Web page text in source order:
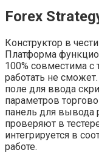
Forex
Конструктор в
Платформа
100% совместима
работать не
поле для ввода
параметров
панель для вывода
проверяют в
интегрируется в
работе.